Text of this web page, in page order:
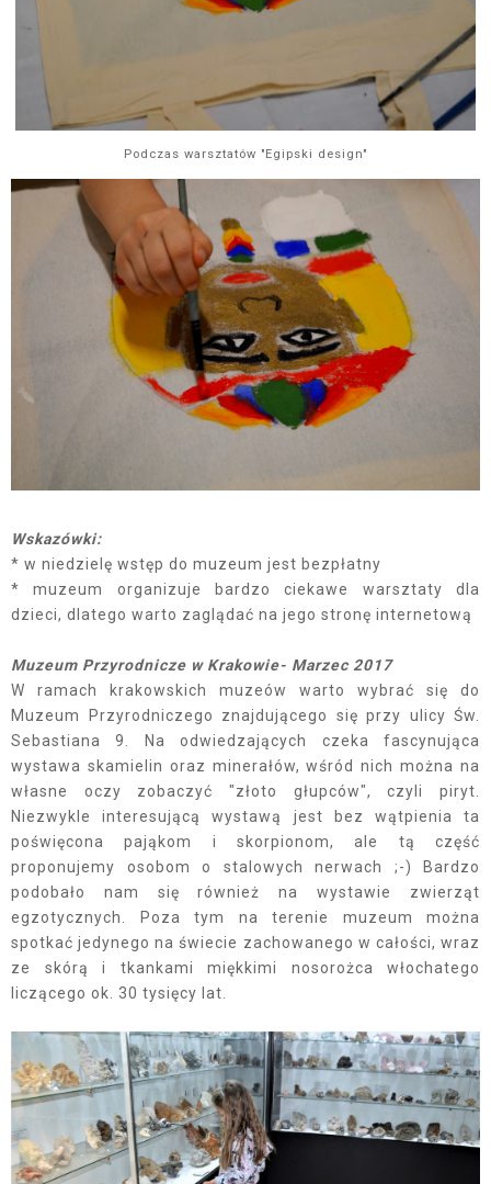
Podczas warsztatów "Egipski design"
Wskazówki:
* w niedzielę wstęp do muzeum jest bezpłatny
* muzeum organizuje bardzo ciekawe warsztaty dla
dzieci, dlatego warto zaglądać na jego stronę internetową
Muzeum Przyrodnicze w Krakowie- Marzec 2017
W ramach krakowskich muzeów warto wybrać się do
Muzeum Przyrodniczego znajdującego się przy ulicy Św.
Sebastiana 9. Na odwiedzających czeka fascynująca
wystawa skamielin oraz minerałów, wśród nich można na
własne oczy zobaczyć "złoto głupców", czyli piryt.
Niezwykle interesującą wystawą jest bez wątpienia ta
poświęcona pająkom i skorpionom, ale tą część
proponujemy osobom o stalowych nerwach ;-) Bardzo
podobało nam się również na wystawie zwierząt
egzotycznych. Poza tym na terenie muzeum można
spotkać jedynego na świecie zachowanego w całości, wraz
ze skórą i tkankami miękkimi nosorożca włochatego
liczącego ok. 30 tysięcy lat.